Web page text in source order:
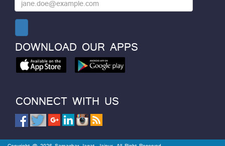
DOWNLOAD OUR APPS
CONNECT WITH US